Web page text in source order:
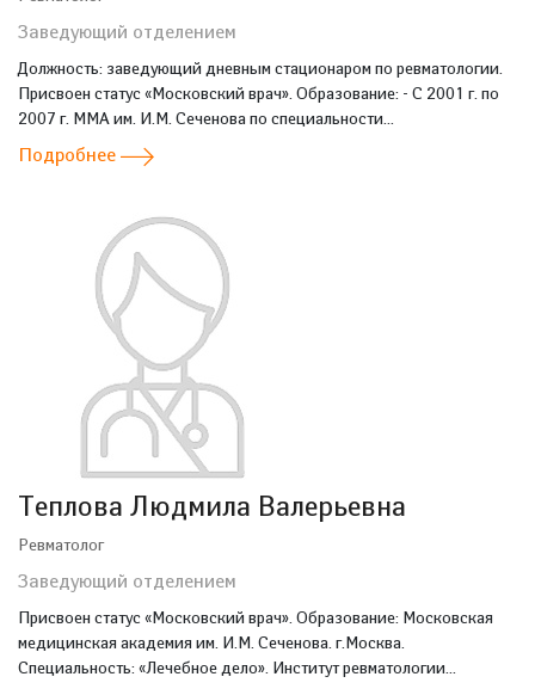
Заведующий отделением
Должность: заведующий дневным стационаром по ревматологии.
Присвоен статус «Московский врач». Образование: - С 2001 г. по
2007 г. ММА им. И.М. Сеченова по специальности...
Подробнее
Теплова Людмила Валерьевна
Ревматолог
Заведующий отделением
Присвоен статус «Московский врач». Образование: Московская
медицинская академия им. И.М. Сеченова. г.Москва.
Специальность: «Лечебное дело». Институт ревматологии...